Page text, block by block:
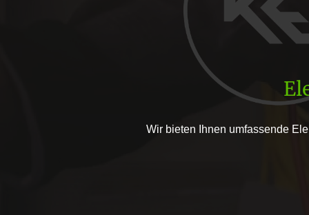
Wir bieten Ihnen umfassende